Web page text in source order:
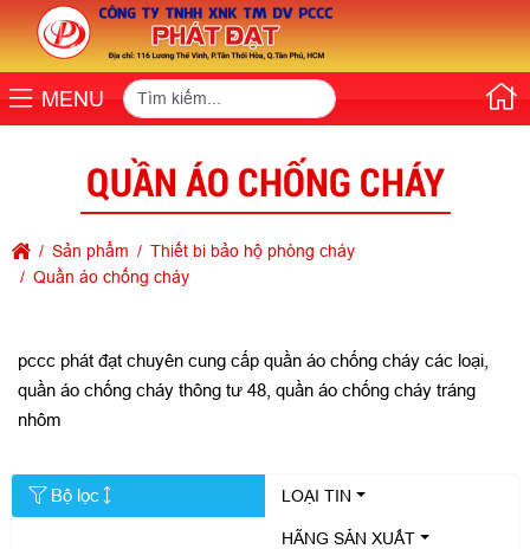
MENU
QUẦN ÁO CHỐNG CHÁY
Sản phẩm
Thiết bi bảo hộ phòng cháy
Quần áo chống cháy
pccc phát đạt chuyên cung cấp quần áo chống cháy các loại,
quần áo chống cháy thông tư 48, quần áo chống cháy tráng
nhôm
Bộ lọc LOẠI TIN
HÃNG SẢN XUẤT